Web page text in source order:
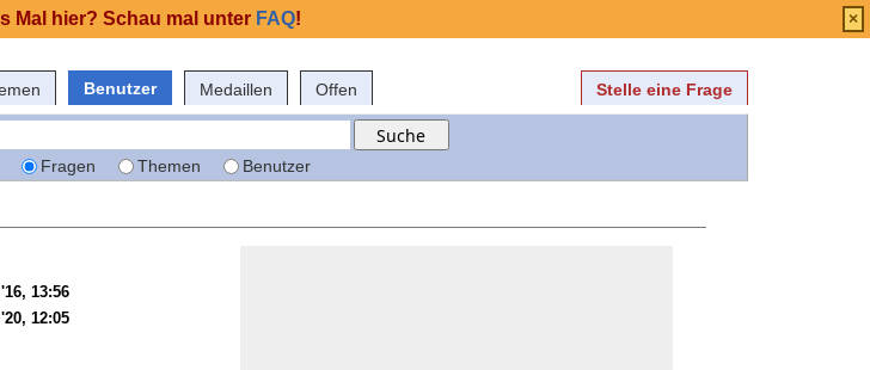
Benutzer Medaillen Offen Stelle eine Frage
Fragen Themen Benutzer
13:56
12:05
Mal hier? Schau mal unter FAQ! ×